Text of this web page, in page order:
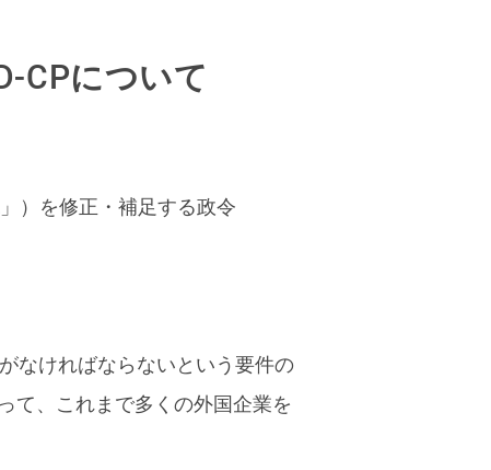
CPについて
）を修正・補足する政令
なければならないという要件の
て、これまで多くの外国企業を